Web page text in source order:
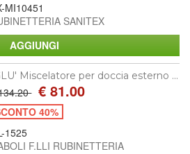
MI10451
SANITEX
Miscelatore per doccia esterno ...
€ 81.00
40%
1525
F.LLI RUBINETTERIA